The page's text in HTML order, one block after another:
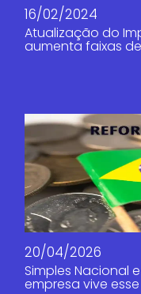
16/02/2024
Atualização do
aumenta faixas
20/04/2026
Simples Nacional
empresa vive